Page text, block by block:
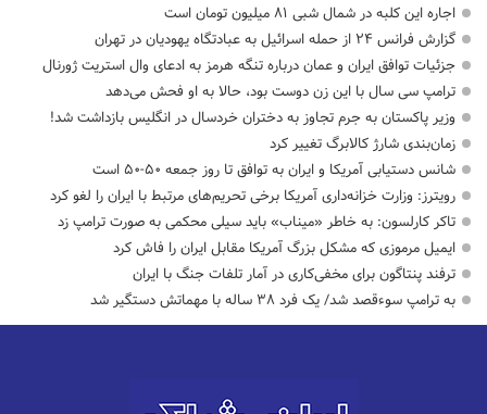
اجاره این کلبه در شمال شبی ۸۱ میلیون تومان است
گزارش فرانس ۲۴ از حمله اسرائیل به عبادتگاه یهودیان در تهران
جزئیات توافق ایران و عمان درباره تنگه هرمز به ادعای وال استریت ژورنال
ترامپ سی سال با این زن دوست بود، حالا به او فحش می‌دهد
وزیر پاکستان به جرم تجاوز به دختران خردسال در انگلیس بازداشت شد!
زمان‌بندی شارژ کالابرگ تغییر کرد
شانس دستیابی آمریکا و ایران به توافق تا روز جمعه ۵۰-۵۰ است
رویترز: وزارت خزانه‌داری آمریکا برخی تحریم‌های مرتبط با ایران را لغو کرد
تاکر کارلسون: به خاطر «میناب» باید سیلی محکمی به صورت ترامپ زد
ایمیل مرموزی که مشکل بزرگ آمریکا مقابل ایران را فاش کرد
ترفند پنتاگون برای مخفی‌کاری در آمار تلفات جنگ با ایران
به ترامپ سوءقصد شد/ یک فرد ۳۸ ساله با مهماتش دستگیر شد